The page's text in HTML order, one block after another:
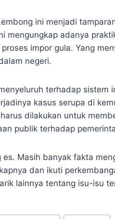
ini menjadi
mengungkap adanya
impor gula. Yang
negeri.
terhadap sistem
kasus serupa di
dilakukan untuk
publik terhadap
Masih banyak fakta
dan ikuti
lainnya tentang isu-isu